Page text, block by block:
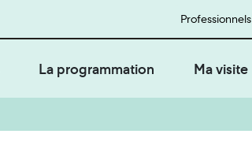
Professionnels
La programmation Ma visite